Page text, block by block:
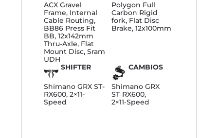
ACX Gravel
Frame, Internal
Cable Routing,
BB86 Press Fit
BB, 12x142mm
Thru-Axle, Flat
Mount Disc, Sram
UDH
Polygon Full
Carbon Rigid
fork, Flat Disc
Brake, 12x100mm
SHIFTER
Shimano GRX ST-
RX600, 2×11-
Speed
CAMBIOS
Shimano GRX
ST‑RX600,
2×11‑Speed